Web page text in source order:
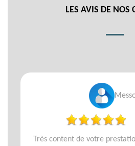
LES AVIS DE NOS
Très content de votre